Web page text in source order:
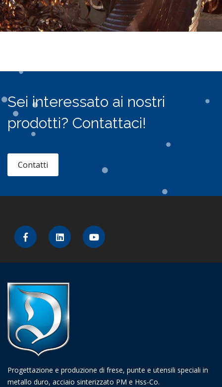
Sei interessato ai nostri
prodotti? Contattaci!
Contatti
Progettazione e produzione di frese, punte e utensili speciali in
metallo duro, acciaio sinterizzato PM e Hss-Co.